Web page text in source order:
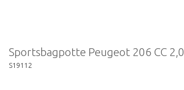
Sportsbagpotte Peugeot 206 CC 2,0
S19112